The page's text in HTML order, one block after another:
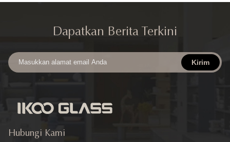
Dapatkan Berita Terkini
Kirim
Hubungi Kami